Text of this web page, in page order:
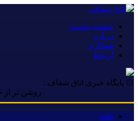
صفحه نخست
درباره
همکاری
ارتباط
۞ پایگاه خبری اتاق شفاف :
روشن تر از خبر |
خانه